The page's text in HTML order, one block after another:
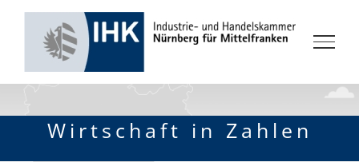
Zum
springen
Wirtschaft in Zahlen